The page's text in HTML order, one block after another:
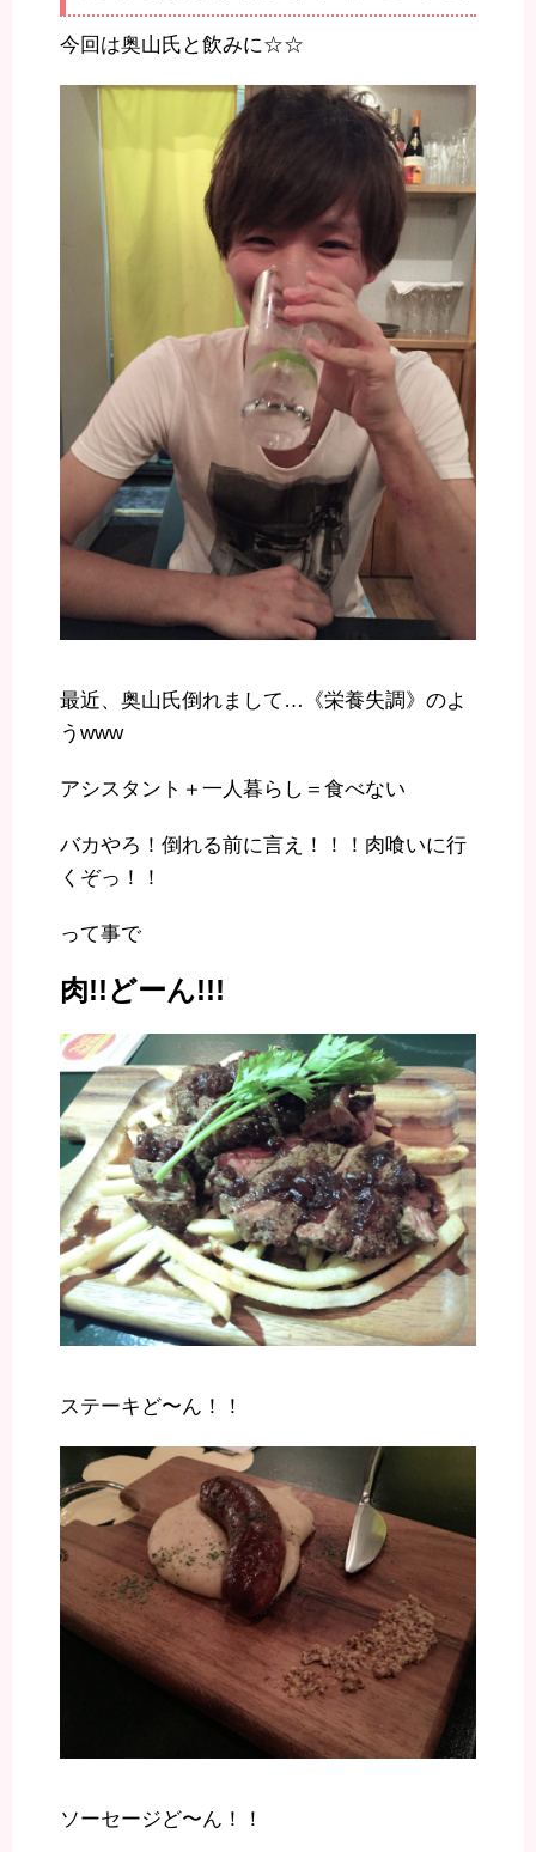
今回は奥山氏と飲みに☆☆
最近、奥山氏倒れまして…《栄養失調》のよ
うwww
アシスタント＋一人暮らし＝食べない
バカやろ！倒れる前に言え！！！肉喰いに行
くぞっ！！
って事で
肉!!どーん!!!
ステーキど〜ん！！
ソーセージど〜ん！！